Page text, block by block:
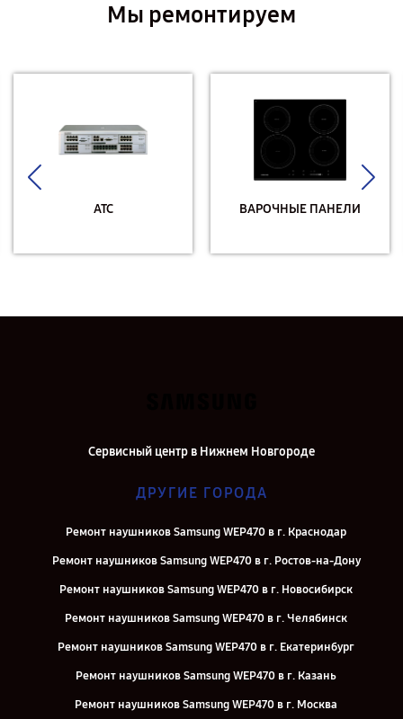
Мы ремонтируем
АТС ВАРОЧНЫЕ ПАНЕЛИ
Сервисный центр в Нижнем Новгороде
ДРУГИЕ ГОРОДА
Ремонт наушников Samsung WEP470 в г. Краснодар
Ремонт наушников Samsung WEP470 в г. Ростов-на-Дону
Ремонт наушников Samsung WEP470 в г. Новосибирск
Ремонт наушников Samsung WEP470 в г. Челябинск
Ремонт наушников Samsung WEP470 в г. Екатеринбург
Ремонт наушников Samsung WEP470 в г. Казань
Ремонт наушников Samsung WEP470 в г. Москва